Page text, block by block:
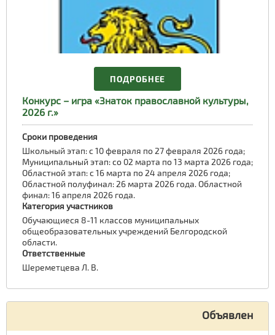
ПОДРОБНЕЕ
Конкурс – игра «Знаток православной культуры,
2026 г.»
Сроки проведения
Школьный этап: с 10 февраля по 27 февраля 2026 года;
Муниципальный этап: со 02 марта по 13 марта 2026 года;
Областной этап: с 16 марта по 24 апреля 2026 года;
Областной полуфинал: 26 марта 2026 года. Областной
финал: 16 апреля 2026 года.
Категория участников
Обучающиеся 8-11 классов муниципальных
общеобразовательных учреждений Белгородской
области.
Ответственные
Шереметцева Л. В.
Объявлен